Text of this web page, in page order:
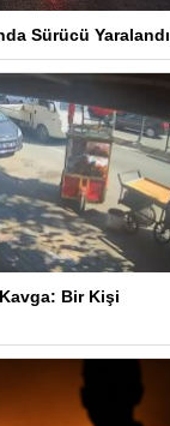
Sürücü Yaralandı
Kavga: Bir Kişi